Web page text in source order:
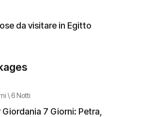
da visitare in Egitto
\ 6 Notti
Giordania 7 Giorni: Petra,